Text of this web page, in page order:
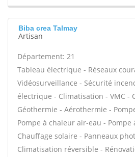
Biba crea Talmay
Artisan
Département: 21
Tableau électrique - Réseaux
Vidéosurveillance - Sécurité
électrique - Climatisation - VMC -
Géothermie - Aérothermie -
Pompe à chaleur air-eau - Pompe
Chauffage solaire - Panneaux
Climatisation réversible -